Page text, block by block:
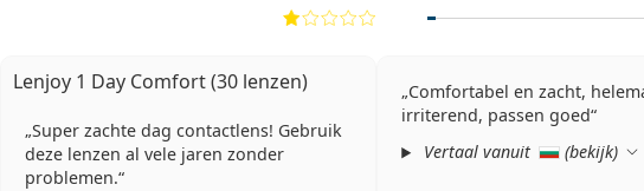
Lenjoy 1 Day Comfort (30 lenzen)
Super zachte dag contactlens! Gebruik
deze lenzen al vele jaren zonder
problemen.
Comfortabel en zacht,
irriterend, passen goed
Vertaal vanuit
(bekijk)